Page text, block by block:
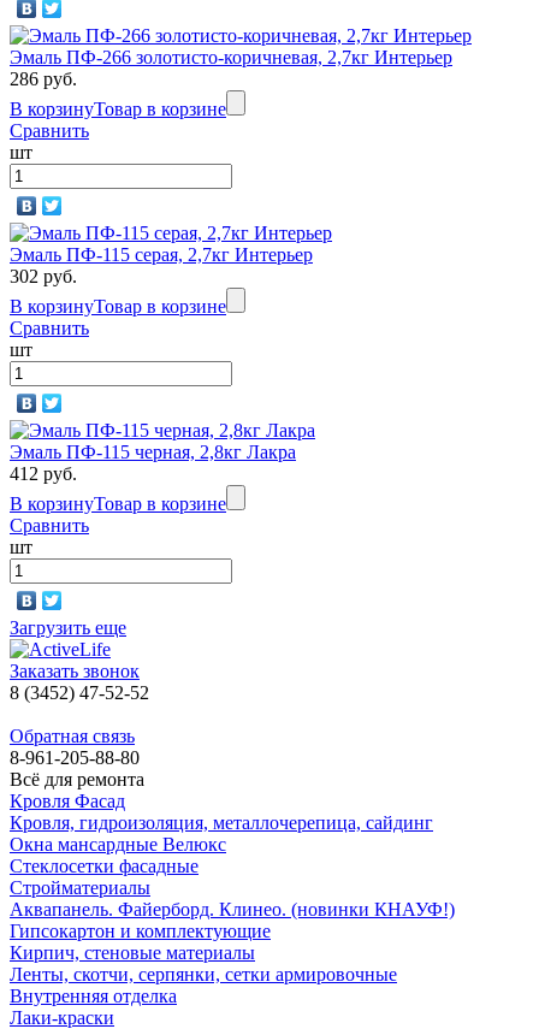
Эмаль ПФ-266 золотисто-коричневая, 2,7кг Интерьер
286 руб.
В корзинуТовар в корзине
Сравнить
шт
Эмаль ПФ-115 серая, 2,7кг Интерьер
302 руб.
В корзинуТовар в корзине
Сравнить
шт
Эмаль ПФ-115 черная, 2,8кг Лакра
412 руб.
В корзинуТовар в корзине
Сравнить
шт
Загрузить еще
Заказать звонок
8 (3452) 47-52-52
Обратная связь
8-961-205-88-80
Всё для ремонта
Кровля Фасад
Кровля, гидроизоляция, металлочерепица, сайдинг
Окна мансардные Велюкс
Стеклосетки фасадные
Стройматериалы
Аквапанель. Файерборд. Клинео. (новинки КНАУФ!)
Гипсокартон и комплектующие
Кирпич, стеновые материалы
Ленты, скотчи, серпянки, сетки армировочные
Внутренняя отделка
Лаки-краски